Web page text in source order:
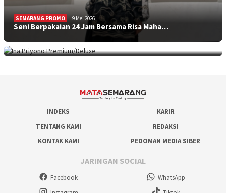
SEMARANG PROMO 9 Mei 2026
Seni Berpakaian 24 Jam Bersama Risa Maha…
SEMARANG PROMO 5 Mei 2026
Intip Koleksi Ina Priyono, Jenama Fesyen…
INDEKS
KARIR
TENTANG KAMI
REDAKSI
KONTAK KAMI
PEDOMAN MEDIA SIBER
JARINGAN SOCIAL
Facebook
WhatsApp